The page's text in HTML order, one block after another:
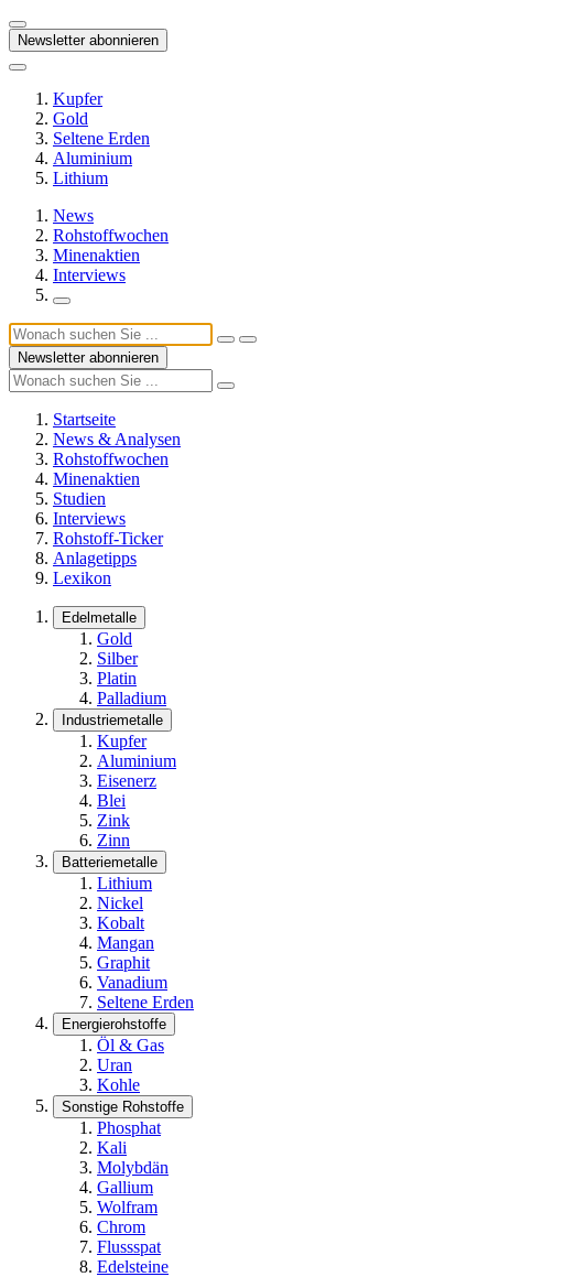
Newsletter abonnieren
Kupfer
Gold
Seltene Erden
Aluminium
Lithium
News
Rohstoffwochen
Minenaktien
Interviews
Newsletter abonnieren
Startseite
News & Analysen
Rohstoffwochen
Minenaktien
Studien
Interviews
Rohstoff-Ticker
Anlagetipps
Lexikon
Edelmetalle
Gold
Silber
Platin
Palladium
Industriemetalle
Kupfer
Aluminium
Eisenerz
Blei
Zink
Zinn
Batteriemetalle
Lithium
Nickel
Kobalt
Mangan
Graphit
Vanadium
Seltene Erden
Energierohstoffe
Öl & Gas
Uran
Kohle
Sonstige Rohstoffe
Phosphat
Kali
Molybdän
Gallium
Wolfram
Chrom
Flussspat
Edelsteine